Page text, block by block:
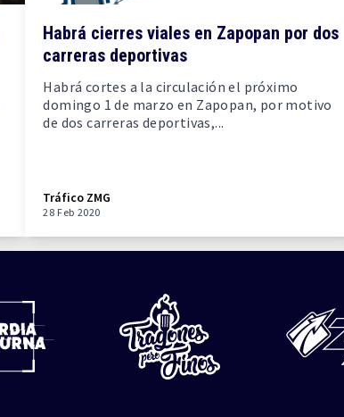
Habrá cierres viales en Zapopan por dos
carreras deportivas
Habrá cortes a la circulación el próximo
domingo 1 de marzo en Zapopan, por motivo
de dos carreras deportivas,...
Tráfico ZMG
28 Feb 2020